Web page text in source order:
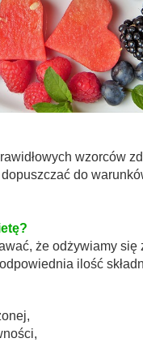
wzorców
do
że odżywiamy się
ilość